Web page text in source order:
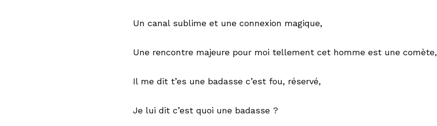
Un canal sublime et une connexion magique,
Une rencontre majeure pour moi tellement cet homme est une comète,
Il me dit t’es une badasse c’est fou, réservé,
Je lui dit c’est quoi une badasse ?